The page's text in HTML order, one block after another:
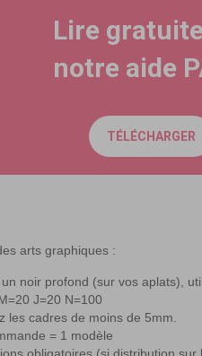
Lire
notre aide
TÉLÉCHARGER
arts graphiques :
un noir profond (sur vos aplats),
J=20 N=100
les cadres de moins de 5mm.
= 1 modèle
obligatoires (si distribution sur